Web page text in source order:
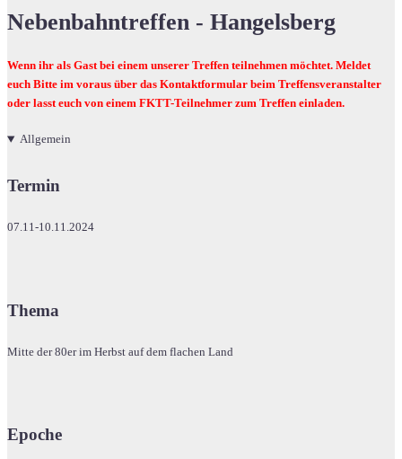
Nebenbahntreffen - Hangelsberg
Wenn ihr als Gast bei einem unserer Treffen teilnehmen möchtet. Meldet
euch Bitte im voraus über das Kontaktformular beim Treffensveranstalter
oder lasst euch von einem FKTT-Teilnehmer zum Treffen einladen.
Allgemein
Termin
07.11-10.11.2024
Thema
Mitte der 80er im Herbst auf dem flachen Land
Epoche